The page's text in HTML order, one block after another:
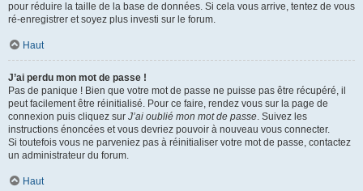
pour réduire la taille de la base de données. Si cela vous arrive, tentez de vous
ré-enregistrer et soyez plus investi sur le forum.
Haut
J’ai perdu mon mot de passe !
Pas de panique ! Bien que votre mot de passe ne puisse pas être récupéré, il
peut facilement être réinitialisé. Pour ce faire, rendez vous sur la page de
connexion puis cliquez sur J’ai oublié mon mot de passe. Suivez les
instructions énoncées et vous devriez pouvoir à nouveau vous connecter.
Si toutefois vous ne parveniez pas à réinitialiser votre mot de passe, contactez
un administrateur du forum.
Haut